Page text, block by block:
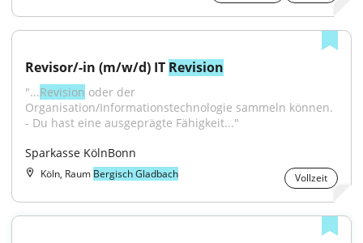
Revisor/-in (m/w/d) IT Revision
"...Revision oder der
Organisation/Informationstechnologie sammeln können.
- Du hast eine ausgeprägte Fähigkeit..."
Sparkasse KölnBonn
Köln, Raum Bergisch Gladbach Vollzeit